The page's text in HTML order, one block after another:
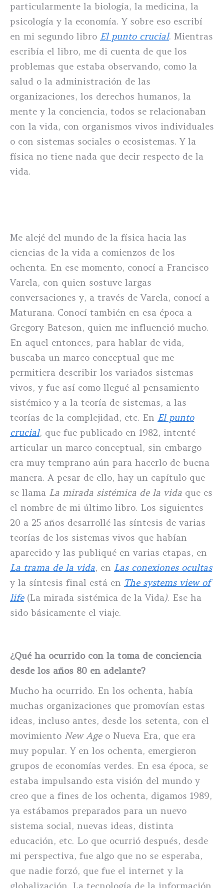
particularmente la biología, la medicina, la
psicología y la economía. Y sobre eso escribí
en mi segundo libro El punto crucial. Mientras
escribía el libro, me di cuenta de que los
problemas que estaba observando, como la
salud o la administración de las
organizaciones, los derechos humanos, la
mente y la conciencia, todos se relacionaban
con la vida, con organismos vivos individuales
o con sistemas sociales o ecosistemas. Y la
física no tiene nada que decir respecto de la
vida.
Me alejé del mundo de la física hacia las
ciencias de la vida a comienzos de los
ochenta. En ese momento, conocí a Francisco
Varela, con quien sostuve largas
conversaciones y, a través de Varela, conocí a
Maturana. Conocí también en esa época a
Gregory Bateson, quien me influenció mucho.
En aquel entonces, para hablar de vida,
buscaba un marco conceptual que me
permitiera describir los variados sistemas
vivos, y fue así como llegué al pensamiento
sistémico y a la teoría de sistemas, a las
teorías de la complejidad, etc. En El punto
crucial, que fue publicado en 1982, intenté
articular un marco conceptual, sin embargo
era muy temprano aún para hacerlo de buena
manera. A pesar de ello, hay un capítulo que
se llama La mirada sistémica de la vida que es
el nombre de mi último libro. Los siguientes
20 a 25 años desarrollé las síntesis de varias
teorías de los sistemas vivos que habían
aparecido y las publiqué en varias etapas, en
La trama de la vida, en Las conexiones ocultas
y la síntesis final está en The systems view of
life(La mirada sistémica de la Vida). Ese ha
sido básicamente el viaje.
¿Qué ha ocurrido con la toma de conciencia
desde los años 80 en adelante?
Mucho ha ocurrido. En los ochenta, había
muchas organizaciones que promovían estas
ideas, incluso antes, desde los setenta, con el
movimiento New Ageo Nueva Era, que era
muy popular. Y en los ochenta, emergieron
grupos de economías verdes. En esa época, se
estaba impulsando esta visión del mundo y
creo que a fines de los ochenta, digamos 1989,
ya estábamos preparados para un nuevo
sistema social, nuevas ideas, distinta
educación, etc. Lo que ocurrió después, desde
mi perspectiva, fue algo que no se esperaba,
que nadie forzó, que fue el internet y la